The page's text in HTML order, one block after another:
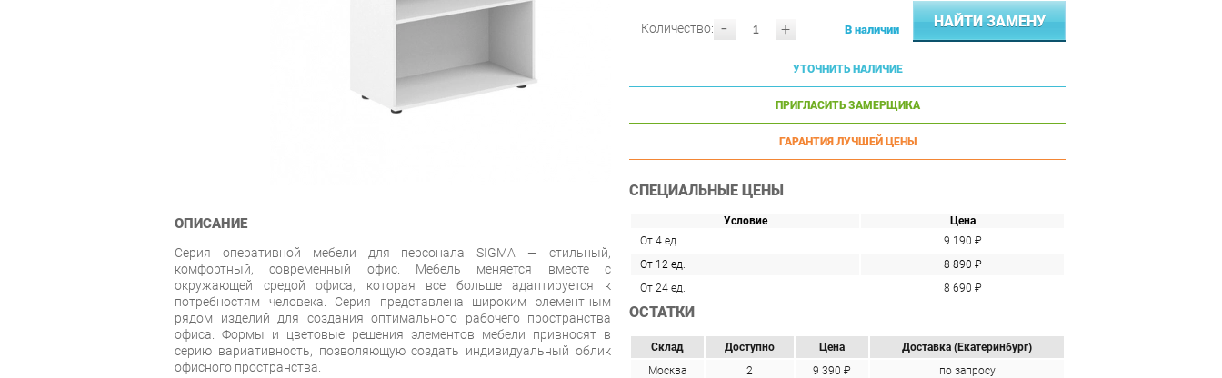
- +
Количество: В наличии НАЙТИ ЗАМЕНУ
УТОЧНИТЬ НАЛИЧИЕ
ПРИГЛАСИТЬ ЗАМЕРЩИКА
ГАРАНТИЯ ЛУЧШЕЙ ЦЕНЫ
СПЕЦИАЛЬНЫЕ ЦЕНЫ
Условие
Цена
От 4 ед.
9 190 ₽
От 12 ед.
8 890 ₽
От 24 ед.
8 690 ₽
ОСТАТКИ
Склад Доступно Цена
Доставка (Екатеринбург)
Москва
2 9 390 ₽ по запросу
ОПИСАНИЕ
Серия оперативной мебели для персонала SIGMA — стильный,
комфортный, современный офис. Мебель меняется вместе с
окружающей средой офиса, которая все больше адаптируется к
потребностям человека. Серия представлена широким элементным
рядом изделий для создания оптимального рабочего пространства
офиса. Формы и цветовые решения элементов мебели привносят в
серию вариативность, позволяющую создать индивидуальный облик
офисного пространства.